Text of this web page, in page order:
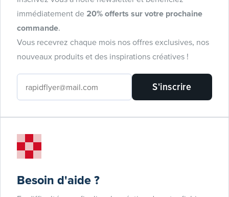
immédiatement de 20% offerts sur votre prochaine
commande
Vous recevrez chaque mois nos offres exclusives, nos
nouveaux produits et des inspirations créatives !
S'inscrire
Besoin d'aide ?